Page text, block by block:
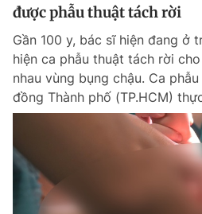
được phẫu thuật tách rời
Gần 100 y, bác sĩ hiện đang ở
hiện ca phẫu thuật tách rời
nhau vùng bụng chậu. Ca
đồng Thành phố (TP.HCM)